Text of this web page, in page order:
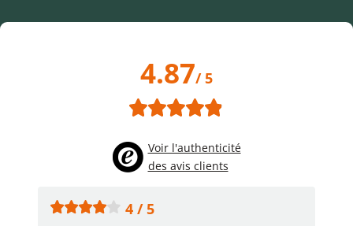
4.87/ 5
Voir l'authenticité
des avis clients
4 / 5